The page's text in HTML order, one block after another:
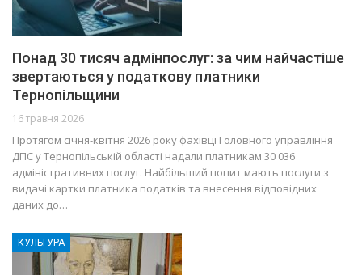
Понад 30 тисяч адмінпослуг: за чим найчастіше
звертаються у податкову платники
Тернопільщини
16 травня 2026
Протягом січня-квітня 2026 року фахівці Головного управління
ДПС у Тернопільській області надали платникам 30 036
адміністративних послуг. Найбільший попит мають послуги з
видачі картки платника податків та внесення відповідних
даних до…
КУЛЬТУРА